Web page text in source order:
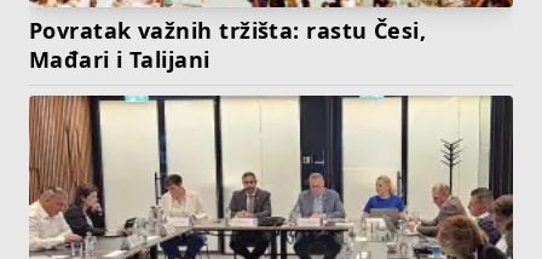
Povratak važnih tržišta: rastu Česi,
Mađari i Talijani